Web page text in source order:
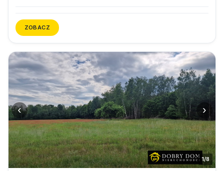
ZOBACZ
‹ ›
1/8